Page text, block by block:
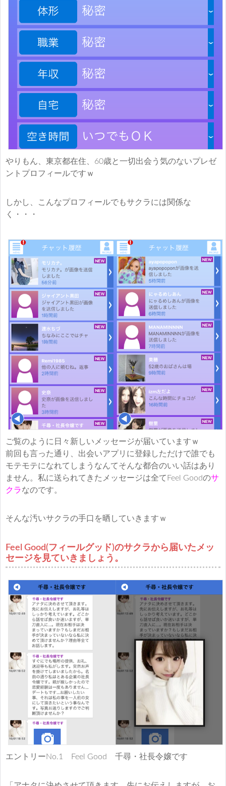
やりもん、東京都在住、60歳と一切出会う気のないプレゼ
ントプロフィールですｗ
しかし、こんなプロフィールでもサクラには関係な
く・・・
ご覧のように日々新しいメッセージが届いていますｗ
前回も言った通り、出会いアプリに登録しただけで誰でも
モテモテになれてしまうなんてそんな都合のいい話はあり
ません。私に送られてきたメッセージは全てFeel Goodのサ
クラなのです。
そんな汚いサクラの手口を晒していきますｗ
Feel Good(フィールグッド)のサクラから届いたメッ
セージを見ていきましょう。
エントリーNo.1 Feel Good 千尋・社長令嬢です